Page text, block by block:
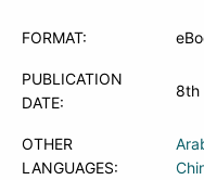
FORMAT:
PUBLICATION
DATE:
8th
OTHER
LANGUAGES: